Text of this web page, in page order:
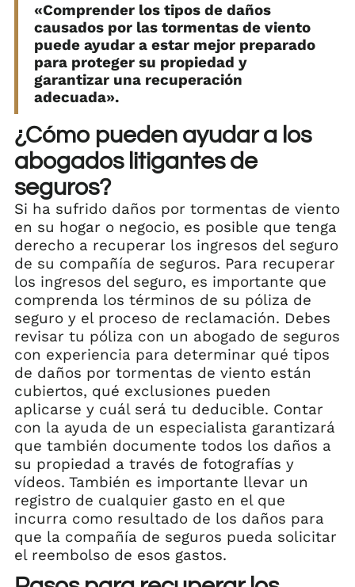
«Comprender los tipos de daños
causados por las tormentas de viento
puede ayudar a estar mejor preparado
para proteger su propiedad y
garantizar una recuperación
adecuada».
¿Cómo pueden ayudar a los
abogados litigantes de
seguros?
Si ha sufrido daños por tormentas de viento
en su hogar o negocio, es posible que tenga
derecho a recuperar los ingresos del seguro
de su compañía de seguros. Para recuperar
los ingresos del seguro, es importante que
comprenda los términos de su póliza de
seguro y el proceso de reclamación. Debes
revisar tu póliza con un abogado de seguros
con experiencia para determinar qué tipos
de daños por tormentas de viento están
cubiertos, qué exclusiones pueden
aplicarse y cuál será tu deducible. Contar
con la ayuda de un especialista garantizará
que también documente todos los daños a
su propiedad a través de fotografías y
vídeos. También es importante llevar un
registro de cualquier gasto en el que
incurra como resultado de los daños para
que la compañía de seguros pueda solicitar
el reembolso de esos gastos.